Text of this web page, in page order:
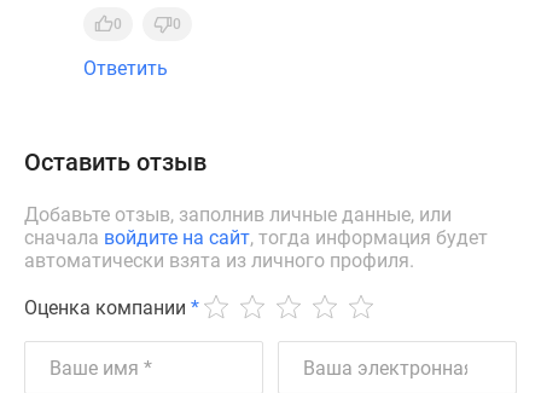
0 0
Ответить
Оставить отзыв
Добавьте отзыв, заполнив личные данные, или
сначала войдите на сайт, тогда информация будет
автоматически взята из личного профиля.
Оценка компании *